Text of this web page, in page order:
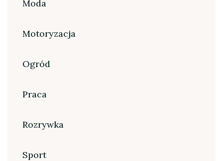
Moda
Motoryzacja
Ogród
Praca
Rozrywka
Sport